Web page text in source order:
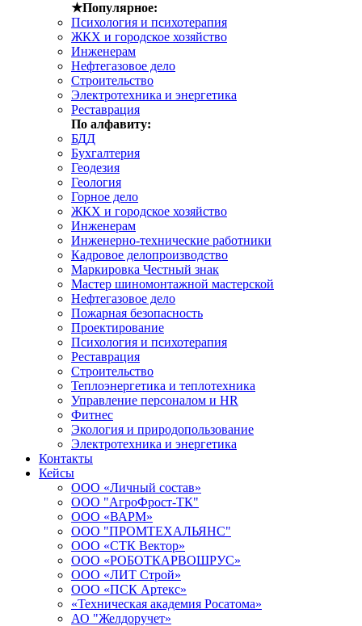
★Популярное:
Психология и психотерапия
ЖКХ и городское хозяйство
Инженерам
Нефтегазовое дело
Строительство
Электротехника и энергетика
Реставрация
По алфавиту:
БДД
Бухгалтерия
Геодезия
Геология
Горное дело
ЖКХ и городское хозяйство
Инженерам
Инженерно-технические работники
Кадровое делопроизводство
Маркировка Честный знак
Мастер шиномонтажной мастерской
Нефтегазовое дело
Пожарная безопасность
Проектирование
Психология и психотерапия
Реставрация
Строительство
Теплоэнергетика и теплотехника
Управление персоналом и HR
Фитнес
Экология и природопользование
Электротехника и энергетика
Контакты
Кейсы
ООО «Личный состав»
ООО "АгроФрост-ТК"
ООО «ВАРМ»
ООО "ПРОМТЕХАЛЬЯНС"
ООО «СТК Вектор»
ООО «РОБОТКАРВОШРУС»
ООО «ЛИТ Строй»
ООО «ПСК Артекс»
«Техническая академия Росатома»
АО "Желдоручет»